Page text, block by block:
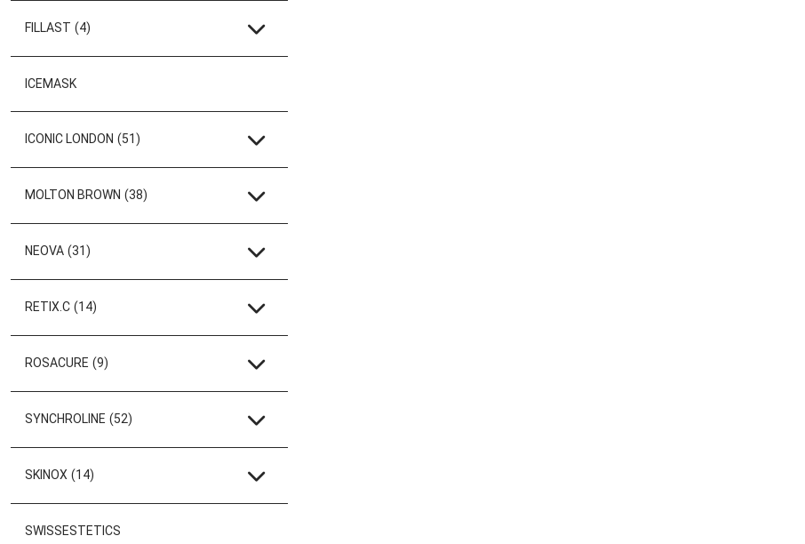
FILLAST (4)
ICEMASK
ICONIC LONDON (51)
MOLTON BROWN (38)
NEOVA (31)
RETIX.C (14)
ROSACURE (9)
SYNCHROLINE (52)
SKINOX (14)
SWISSESTETICS